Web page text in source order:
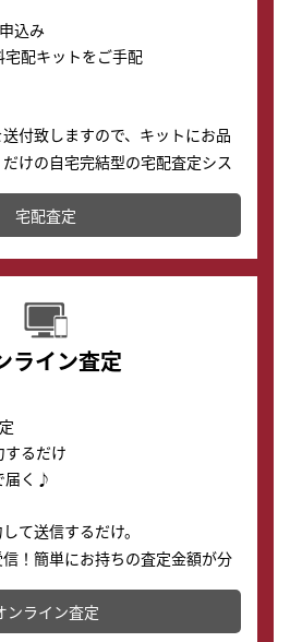
込み
配キットをご手配
付致しますので、キットにお品
けの自宅完結型の宅配査定シス
定・買取に出すことが可能で
宅配査定
ライン査定
するだけ
届く♪
て送信するだけ。
！簡単にお持ちの査定金額が分
ンライン査定